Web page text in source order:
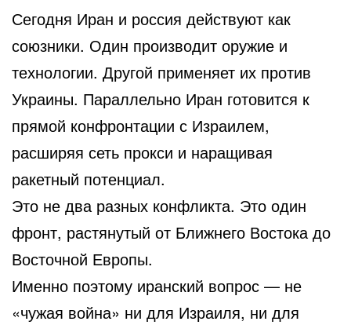
Сегодня Иран и россия действуют как
союзники. Один производит оружие и
технологии. Другой применяет их против
Украины. Параллельно Иран готовится к
прямой конфронтации с Израилем,
расширяя сеть прокси и наращивая
ракетный потенциал.
Это не два разных конфликта. Это один
фронт, растянутый от Ближнего Востока до
Восточной Европы.
Именно поэтому иранский вопрос — не
«чужая война» ни для Израиля, ни для